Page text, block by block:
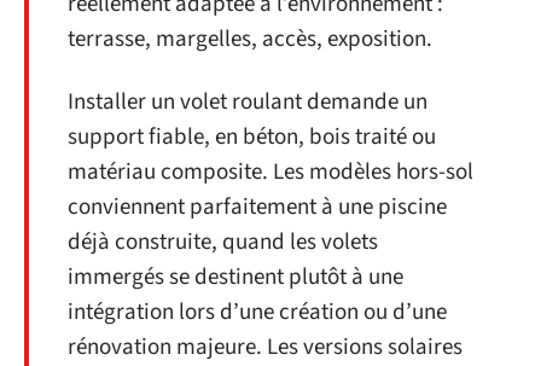
terrasse, margelles, accès, exposition.
Installer un volet roulant demande un
support fiable, en béton, bois traité ou
matériau composite. Les modèles hors-sol
conviennent parfaitement à une piscine
déjà construite, quand les volets
immergés se destinent plutôt à une
intégration lors d’une création ou d’une
rénovation majeure. Les versions solaires